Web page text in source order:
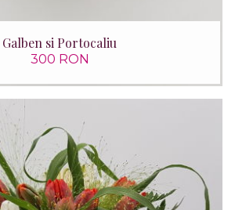
Galben si Portocaliu
300 RON